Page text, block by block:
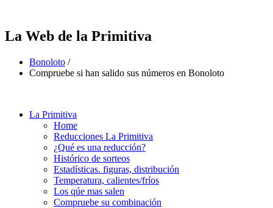
La Web de la Primitiva
Bonoloto /
Compruebe si han salido sus números en Bonoloto
La Primitiva
Home
Reducciones La Primitiva
¿Qué es una reducción?
Histórico de sorteos
Estadísticas. figuras, distribución
Temperatura, calientes/fríos
Los qúe mas salen
Compruebe su combinación